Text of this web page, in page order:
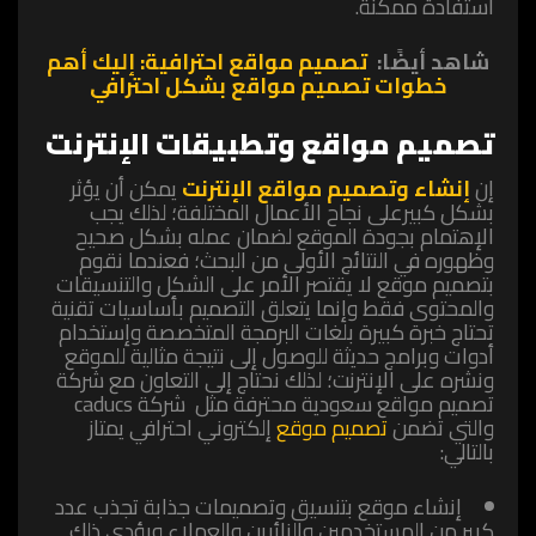
شاهد أيضًا: تصميم مواقع احترافية: إليك أهم
خطوات تصميم مواقع بشكل احترافي
تصميم مواقع وتطبيقات الإنترنت
‏إنإنشاء وتصميم مواقع الإنترنتيمكن أن يؤثر
بشكل كبيرعلى نجاح الأعمال المختلفة؛ لذلك يجب
الإهتمام بجودة الموقع لضمان عمله بشكل صحيح
وظهوره في النتائج الأولى من البحث؛ ‏فعندما نقوم
بتصميم موقع لا يقتصر الأمر على الشكل والتنسيقات
والمحتوى فقط وإنما يتعلق التصميم بأساسيات تقنية
تحتاج خبرة كبيرة بلغات البرمجة المتخصصة وإستخدام
أدوات وبرامج حديثة للوصول إلى نتيجة مثالية للموقع
ونشره على الإنترنت؛ لذلك نحتاج إلى التعاون معشركة
تصميم مواقع سعوديةمحترفة مثل شركةcaducs
والتي تضمنتصميم موقعإلكتروني احترافي يمتاز
بالتالي:
‏إنشاء موقع بتنسيق وتصميمات جذابة تجذب عدد